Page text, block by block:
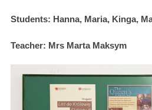
Students: Hanna, Maria, Kinga,
Teacher: Mrs Marta Maksym